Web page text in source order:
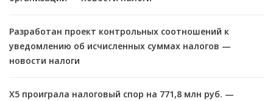
Разработан проект контрольных соотношений к
уведомлению об исчисленных суммах налогов —
новости налоги
X5 проиграла налоговый спор на 771,8 млн руб. —